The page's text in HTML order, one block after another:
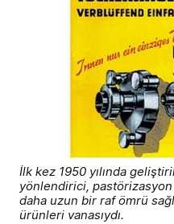
İlk kez 1950 yılında
yönlendirici,
daha uzun bir raf ömrü
ürünleri vanasıydı.